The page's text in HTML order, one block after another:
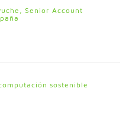
Senior Account
sostenible